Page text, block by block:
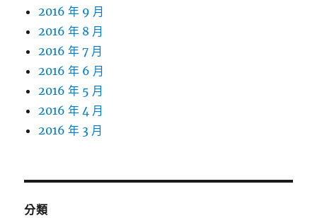
2016 年 9 月
2016 年 8 月
2016 年 7 月
2016 年 6 月
2016 年 5 月
2016 年 4 月
2016 年 3 月
分類